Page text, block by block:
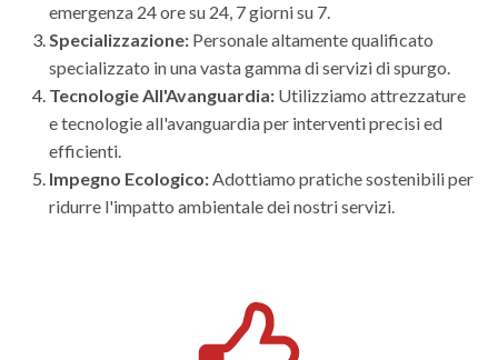
emergenza 24 ore su 24, 7 giorni su 7.
Specializzazione: Personale altamente qualificato
specializzato in una vasta gamma di servizi di spurgo.
Tecnologie All'Avanguardia: Utilizziamo attrezzature
e tecnologie all'avanguardia per interventi precisi ed
efficienti.
Impegno Ecologico:Adottiamo pratiche sostenibili per
ridurre l'impatto ambientale dei nostri servizi.